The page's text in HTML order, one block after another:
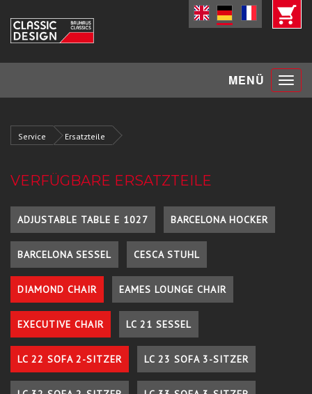
MENÜ Toggle
Service Ersatzteile
VERFÜGBARE ERSATZTEILE
ADJUSTABLE TABLE E 1027 BARCELONA HOCKER
BARCELONA SESSEL CESCA STUHL
DIAMOND CHAIR EAMES LOUNGE CHAIR
EXECUTIVE CHAIR LC 21 SESSEL
LC 22 SOFA 2-SITZER LC 23 SOFA 3-SITZER